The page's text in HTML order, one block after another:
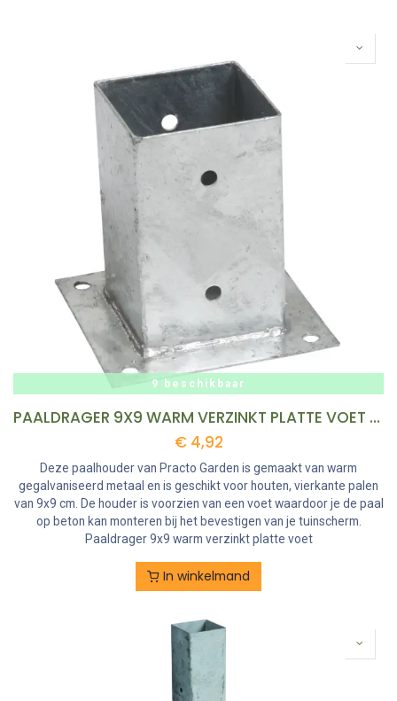
9 beschikbaar
PAALDRAGER 9X9 WARM VERZINKT PLATTE VOET REF:PD9X9 PRACTOGARDEN
€ 4,92
Deze paalhouder van Practo Garden is gemaakt van warm
gegalvaniseerd metaal en is geschikt voor houten, vierkante palen
van 9x9 cm. De houder is voorzien van een voet waardoor je de paal
op beton kan monteren bij het bevestigen van je tuinscherm.
Paaldrager 9x9 warm verzinkt platte voet
In winkelmand